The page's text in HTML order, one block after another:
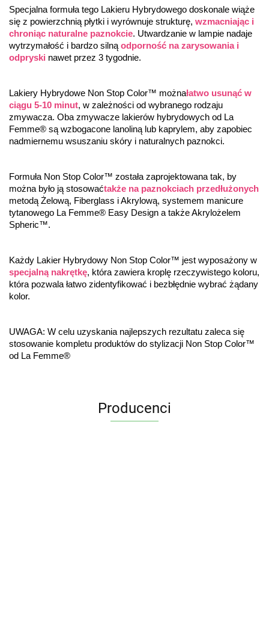
Specjalna formuła tego Lakieru Hybrydowego doskonale wiąże
się z powierzchnią płytki i wyrównuje strukturę, wzmacniając i
chroniąc naturalne paznokcie. Utwardzanie w lampie nadaje
wytrzymałość i bardzo silną odporność na zarysowania i
odpryski nawet przez 3 tygodnie.
Lakiery Hybrydowe Non Stop Color™ możnałatwo usunąć w
ciągu 5-10 minut, w zależności od wybranego rodzaju
zmywacza. Oba zmywacze lakierów hybrydowych od La
Femme® są wzbogacone lanoliną lub kaprylem, aby zapobiec
nadmiernemu wsuszaniu skóry i naturalnych paznokci.
Formuła Non Stop Color™ została zaprojektowana tak, by
można było ją stosowaćtakże na paznokciach przedłużonych
metodą Żelową, Fiberglass i Akrylową, systemem manicure
tytanowego La Femme® Easy Design a także Akrylożelem
Spheric™.
specjalną nakrętkę, która zawiera kroplę rzeczywistego koloru,
która pozwala łatwo zidentyfikować i bezbłędnie wybrać żądany
kolor.
UWAGA: W celu uzyskania najlepszych rezultatu zaleca się
stosowanie kompletu produktów do stylizacji Non Stop Color™
od La Femme®
Producenci